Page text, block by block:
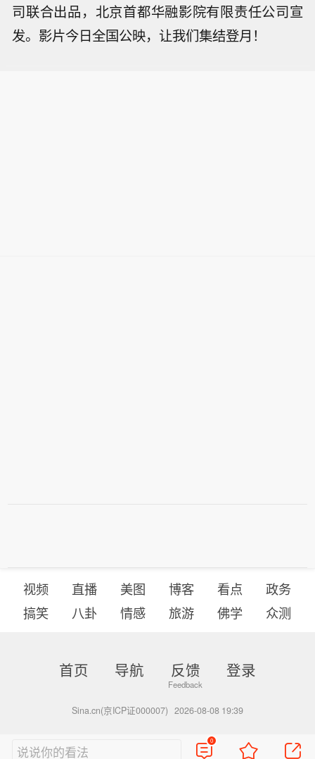
司联合出品，北京首都华融影院有限责任公司宣
发。影片今日全国公映，让我们集结登月！
视频 直播 美图 博客 看点
政务
搞笑
八卦 情感 旅游 佛学 众测
首页 导航 反馈 登录
Sina.cn(京ICP证000007) 2026-08-08 19:39
说说你的看法
0